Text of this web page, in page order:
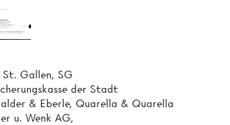
St. Gallen, SG
der Stadt
& Eberle, Quarella & Quarella
u. Wenk AG,